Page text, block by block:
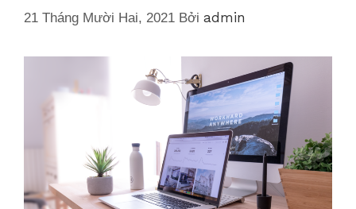
21 Tháng Mười Hai, 2021 Bởi admin